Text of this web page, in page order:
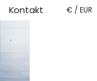
Kontakt € / EUR